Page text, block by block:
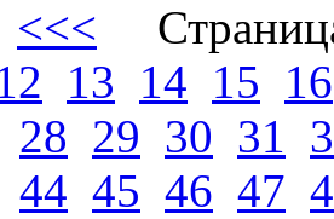
<<<
13 14 15 16
28 29 30 31
44 45 46 47